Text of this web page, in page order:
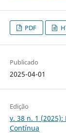
PDF
Publicado
2025-04-01
Edição
v. 38 n. 1 (2025):
Contínua